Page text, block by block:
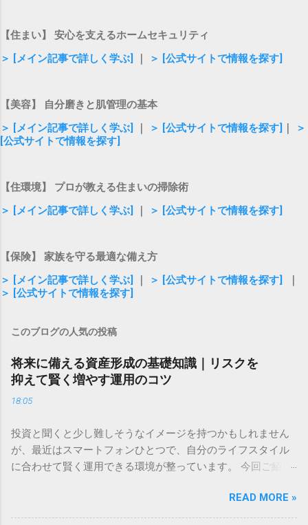
【住まい】 安心を支えるホームセキュリティ
＞ [メイン記事で詳しく学ぶ]
＞ [公式サイトで情報を探す]
【美容】 自分磨きと肌管理の基本
＞ [メイン記事で詳しく学ぶ]
＞ [公式サイトで情報を探す]
＞
[公式サイトで情報を探す]
【住環境】 プロが教える住まいの掃除術
＞ [メイン記事で詳しく学ぶ]
＞ [公式サイトで情報を探す]
【保険】 家族を守る最適な備え方
＞ [メイン記事で詳しく学ぶ]
＞ [公式サイトで情報を探す]
＞ [公式サイトで情報を探す]
このブログの人気の投稿
将来に備える資産形成の基礎知識｜リスクを
抑えて賢く増やす運用のコツ
18:05
投資と聞くと少し難しそうなイメージを持つかもしれません
が、最近はスマートフォンひとつで、自分のライフスタイル
に合わせて賢く運用できる環境が整っています。 今回ご紹介
とつのアプリで管理できる新しいツールです。直感的な操作
感と、取引手数料が無料という気軽さが特徴で、投資のタイ
READ MORE »